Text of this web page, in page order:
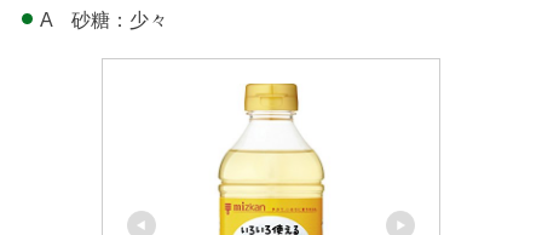
A 砂糖：少々